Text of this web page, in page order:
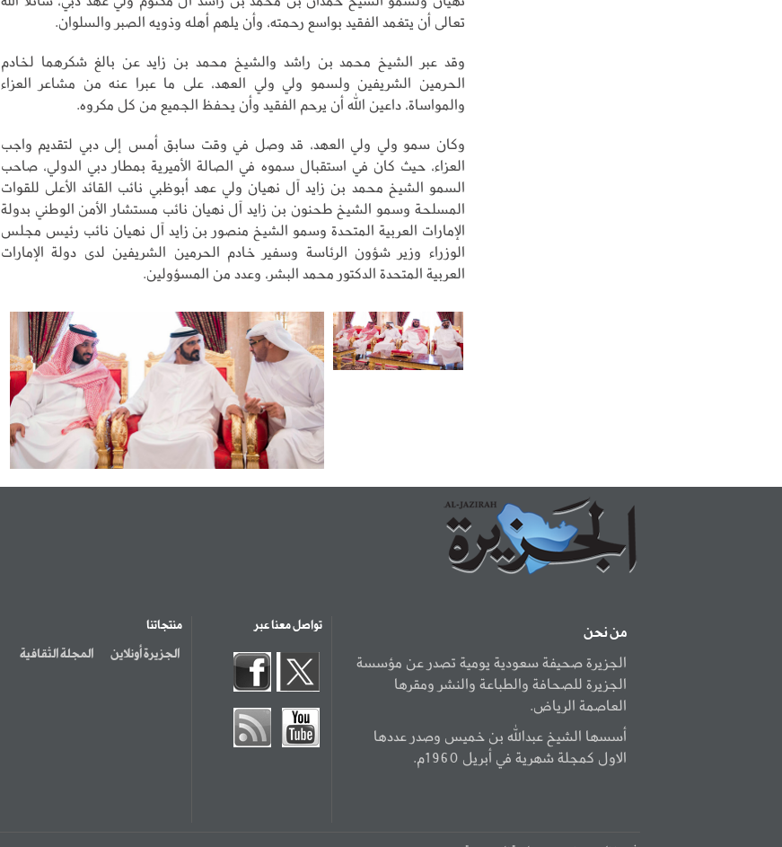
تعالى أن يتغمد الفقيد بواسع رحمته، وأن يلهم أهله وذويه الصبر والسلوان.
وقد عبر الشيخ محمد بن راشد والشيخ محمد بن زايد عن بالغ شكرهما لخادم
الحرمين الشريفين ولسمو ولي ولي العهد، على ما عبرا عنه من مشاعر العزاء
والمواساة، داعين الله أن يرحم الفقيد وأن يحفظ الجميع من كل مكروه.
وكان سمو ولي ولي العهد، قد وصل في وقت سابق أمس إلى دبي لتقديم واجب
العزاء، حيث كان في استقبال سموه في الصالة الأميرية بمطار دبي الدولي، صاحب
السمو الشيخ محمد بن زايد آل نهيان ولي عهد أبوظبي نائب القائد الأعلى للقوات
المسلحة وسمو الشيخ طحنون بن زايد آل نهيان نائب مستشار الأمن الوطني بدولة
الإمارات العربية المتحدة وسمو الشيخ منصور بن زايد آل نهيان نائب رئيس مجلس
الوزراء وزير شؤون الرئاسة وسفير خادم الحرمين الشريفين لدى دولة الإمارات
العربية المتحدة الدكتور محمد البشر، وعدد من المسؤولين.
من نحن
الجزيرة صحيفة سعودية يومية تصدر عن مؤسسة
الجزيرة للصحافة والطباعة والنشر ومقرها
العاصمة الرياض.
أسسها الشيخ عبدالله بن خميس وصدر عددها
الاول كمجلة شهرية في أبريل 1960م.
تواصل معنا عبر منتجاتنا
الجزيرة أونلاين المجلة الثقافية